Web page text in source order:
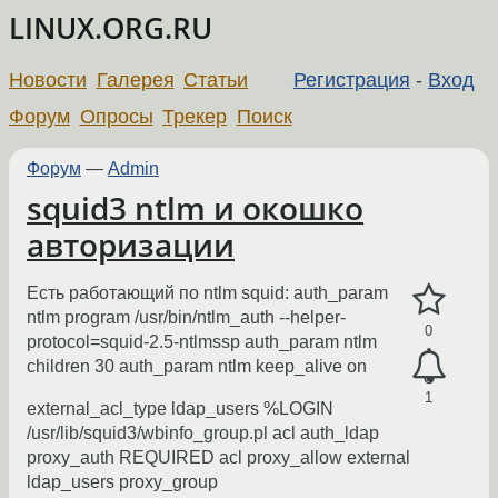
LINUX.ORG.RU
Регистрация - Вход
Новости Галерея Статьи
Форум Опросы Трекер Поиск
Форум — Admin
squid3 ntlm и окошко
авторизации
0
1
Есть работающий по ntlm squid: auth_param
ntlm program /usr/bin/ntlm_auth --helper-
protocol=squid-2.5-ntlmssp auth_param ntlm
children 30 auth_param ntlm keep_alive on
external_acl_type ldap_users %LOGIN
/usr/lib/squid3/wbinfo_group.pl acl auth_ldap
proxy_auth REQUIRED acl proxy_allow external
ldap_users proxy_group